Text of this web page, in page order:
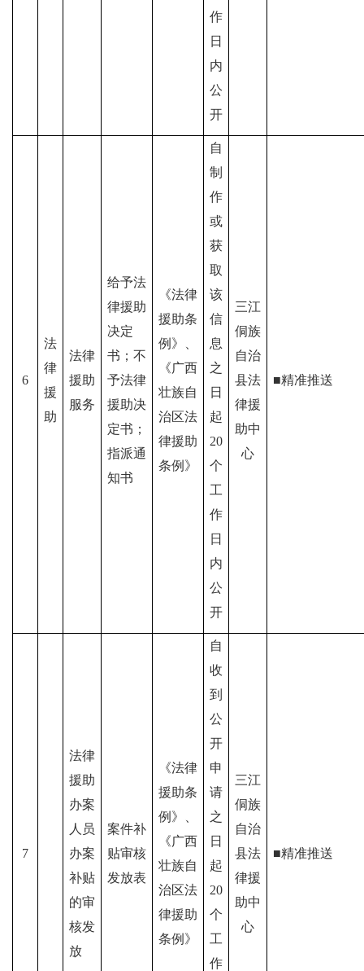
作
日
内
公
开
6
法
律
援
助
法律
援助
服务
给予法
律援助
决定
书；不
予法律
援助决
定书；
指派通
知书
《法律
援助条
例》、
《广西
壮族自
治区法
律援助
条例》
自
制
作
或
获
取
该
信
息
之
日
起
20
个
工
作
日
内
公
开
三江
侗族
自治
县法
律援
助中
心
■精准推送
7
法律
援助
办案
人员
办案
补贴
的审
核发
放
案件补
贴审核
发放表
《法律
援助条
例》、
《广西
壮族自
治区法
律援助
条例》
自
收
到
公
开
申
请
之
日
起
20
个
工
作
三江
侗族
自治
县法
律援
助中
心
■精准推送